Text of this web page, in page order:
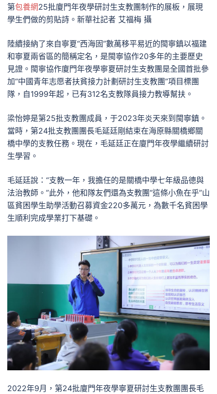
第包養網25批廈門年夜學研討生支教團制作的展板，展現
學生們做的剪貼詩。新華社記者 艾福梅 攝
陸續接納了來自寧夏“西海固”數萬移平易近的閩寧鎮以福建
和寧夏兩省區的簡稱定名，是閩寧協作20多年的主要歷史
見證。閩寧協作廈門年夜學寧夏研討生支教團是全國首批參
加“中國青年志愿者扶貧接力計劃研討生支教團”項目標團
隊，自1999年起，已有312名支教隊員接力教導幫扶。
梁怡婷是第25批支教團成員，于2023年炎天來到閩寧鎮。
當時，第24批支教團團長毛延廷剛結束在海原縣關橋鄉關
橋中學的支教任務。現在，毛延廷正在廈門年夜學繼續研討
生學習。
毛延廷說：“支教一年，我擔任的是關橋中學七年級品德與
法治教師。”此外，他和隊友們還為支教團“這條小魚在乎”山
區貧困學生助學活動召募資金220多萬元，為數千名貧困學
生順利完成學業打下基礎。
2022年9月，第24批廈門年夜學寧夏研討生支教團團長毛